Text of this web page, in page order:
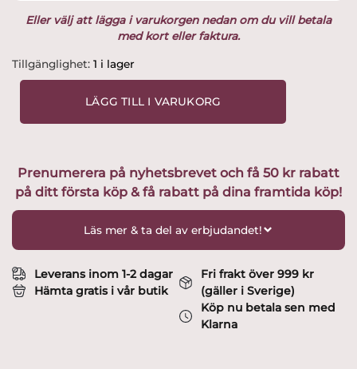
Eller välj att lägga i varukorgen nedan om du vill betala
med kort eller faktura.
Tillgänglighet: 1 i lager
Gustavsberg
Fågeln
guld
design
LÄGG TILL I VARUKORG
Prenumerera på nyhetsbrevet och få 50 kr rabatt
på ditt första köp & få rabatt på dina framtida köp!
Läs mer & ta del av erbjudandet!
Leverans inom 1-2 dagar
Hämta gratis i vår butik
Fri frakt över 999 kr
(gäller i Sverige)
Köp nu betala sen med
Klarna